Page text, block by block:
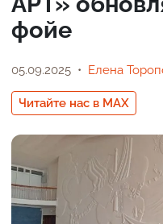
фойе
05.09.2025 Елена
Читайте нас в MAX